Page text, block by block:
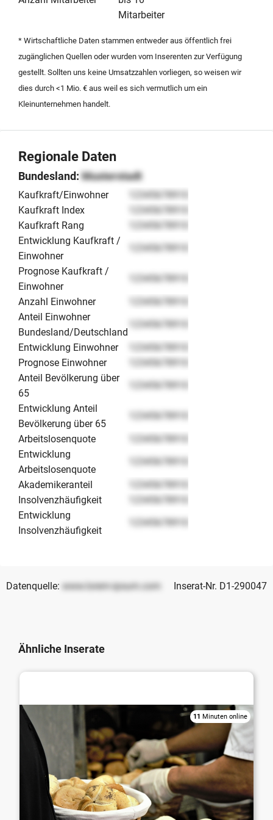
möchten. Die Nachfolge ist ideal für Käufer, die einen
Bayern übernehmen wollen.
Mitarbeiter
* Wirtschaftliche Daten stammen entweder aus öffentlich frei
zugänglichen Quellen oder wurden vom Inserenten zur Verfügung
gestellt. Sollten uns keine Umsatzzahlen vorliegen, so weisen wir
dies durch <1 Mio. € aus weil es sich vermutlich um ein
Kleinunternehmen handelt.
Regionale Daten
Bundesland:Musterstadt
Kaufkraft/Einwohner
12345678910
Kaufkraft Index
12345678910
Kaufkraft Rang
12345678910
Entwicklung Kaufkraft /
Einwohner
12345678910
Prognose Kaufkraft /
Einwohner
12345678910
Anzahl Einwohner
12345678910
Anteil Einwohner
Bundesland/Deutschland
12345678910
Entwicklung Einwohner
12345678910
Prognose Einwohner
12345678910
Anteil Bevölkerung über
65
12345678910
Entwicklung Anteil
Bevölkerung über 65
12345678910
Arbeitslosenquote
12345678910
Entwicklung
Arbeitslosenquote
12345678910
Akademikeranteil
12345678910
Insolvenzhäufigkeit
12345678910
Entwicklung
Insolvenzhäufigkeit
12345678910
Datenquelle: www.lorem-ipsum.com Inserat-Nr. D1-290047
Ähnliche Inserate
11 Minuten online